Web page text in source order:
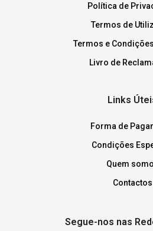
Política de
Termos de
Termos e
Livro de
Links
Forma de
Condições
Quem
Contactos
Segue-nos nas